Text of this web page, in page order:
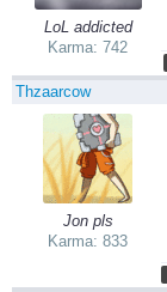
LoL addicted
Karma: 742
Thzaarcow
Jon pls
Karma: 833